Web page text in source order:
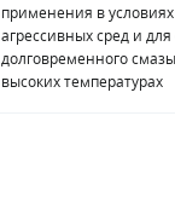
применения в
агрессивных сред и
долговременного
высоких температурах